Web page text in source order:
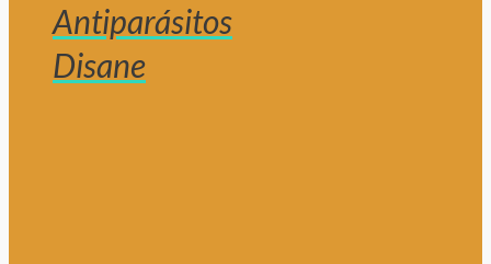
Antiparásitos
Disane